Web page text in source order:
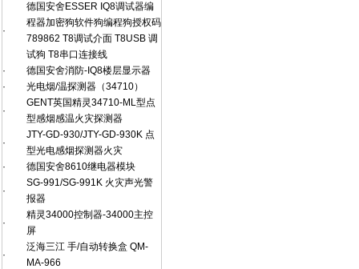
·
德国安舍ESSER IQ8调试器编
程器加密狗软件狗编程狗授权码
789862 T8调试介面 T8USB 调
试狗 T8串口连接线
·
德国安舍消防-IQ8楼层显示器
·
光电烟/温探测器（34710）
·
GENT英国精灵34710-ML型点
型感烟感温火灾探测器
·
JTY-GD-930/JTY-GD-930K 点
型光电感烟探测器火灾
·
德国安舍8610继电器模块
·
SG-991/SG-991K 火灾声光警
报器
·
精灵34000控制器-34000主控
屏
·
泛海三江 手/自动转换盒 QM-
MA-966